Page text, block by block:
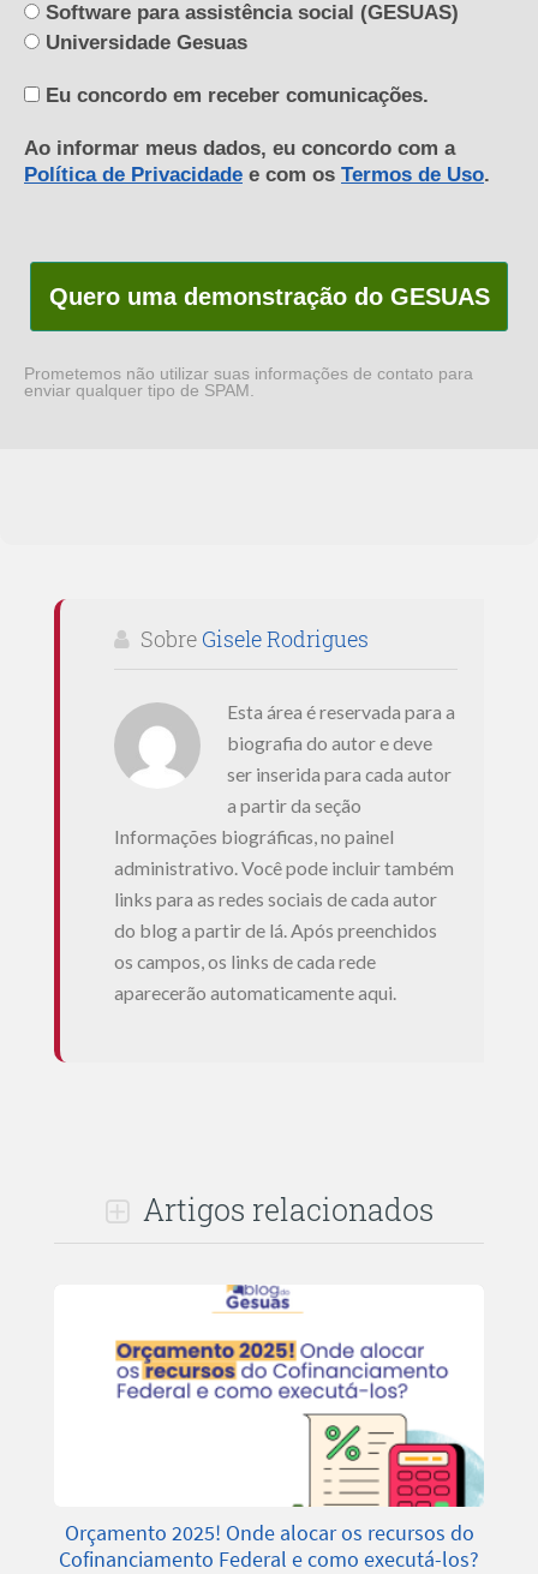
Software para assistência social (GESUAS)
Universidade Gesuas
Eu concordo em receber comunicações.
Ao informar meus dados, eu concordo com a
Política de Privacidade e com os Termos de Uso.
Quero uma demonstração do GESUAS
Prometemos não utilizar suas informações de contato para
enviar qualquer tipo de SPAM.
Sobre Gisele Rodrigues
Esta área é reservada para a
biografia do autor e deve
ser inserida para cada autor
a partir da seção
Informações biográficas, no painel
administrativo. Você pode incluir também
links para as redes sociais de cada autor
do blog a partir de lá. Após preenchidos
os campos, os links de cada rede
aparecerão automaticamente aqui.
Artigos relacionados
Orçamento 2025! Onde alocar os recursos do
Cofinanciamento Federal e como executá-los?